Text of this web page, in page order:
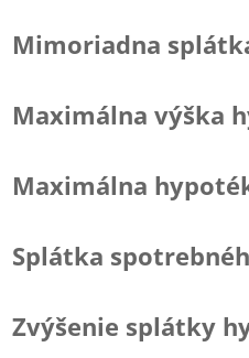
Mimoriadna
Maximálna výška
Maximálna
Splátka
Zvýšenie splátky